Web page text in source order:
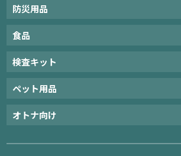
防災用品
食品
検査キット
ペット用品
オトナ向け